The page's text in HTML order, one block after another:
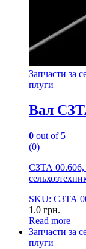
Запчасти за
плуги
Вал
0 out of 5
(0)
СЗТА 00.606,
SKU: СЗТА
1.0 грн.
Read more
Запчасти за
плуги